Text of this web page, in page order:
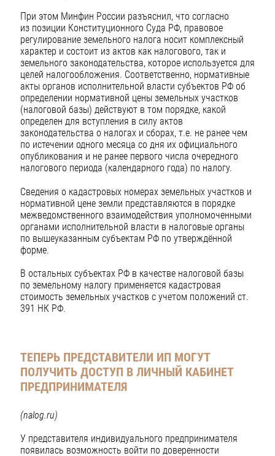
При этом Минфин России разъяснил, что согласно
из позиции Конституционного Суда РФ, правовое
регулирование земельного налога носит комплексный
характер и состоит из актов как налогового, так и
земельного законодательства, которое используется для
целей налогообложения. Соответственно, нормативные
акты органов исполнительной власти субъектов РФ об
определении нормативной цены земельных участков
(налоговой базы) действуют в том порядке, какой
определен для вступления в силу актов
законодательства о налогах и сборах, т.е. не ранее чем
по истечении одного месяца со дня их официального
опубликования и не ранее первого числа очередного
налогового периода (календарного года) по налогу.
Сведения о кадастровых номерах земельных участков и
нормативной цене земли представляются в порядке
межведомственного взаимодействия уполномоченными
органами исполнительной власти в налоговые органы
по вышеуказанным субъектам РФ по утверждённой
форме.
В остальных субъектах РФ в качестве налоговой базы
по земельному налогу применяется кадастровая
стоимость земельных участков с учетом положений ст.
391 НК РФ.
ТЕПЕРЬ ПРЕДСТАВИТЕЛИ ИП МОГУТ
ПОЛУЧИТЬ ДОСТУП В ЛИЧНЫЙ КАБИНЕТ
ПРЕДПРИНИМАТЕЛЯ
(nalog.ru)
У представителя индивидуального предпринимателя
появилась возможность войти по доверенности